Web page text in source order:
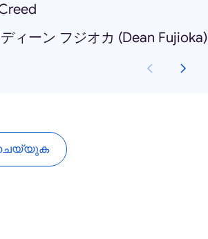
ィーン フジオカ (Dean Fujioka)